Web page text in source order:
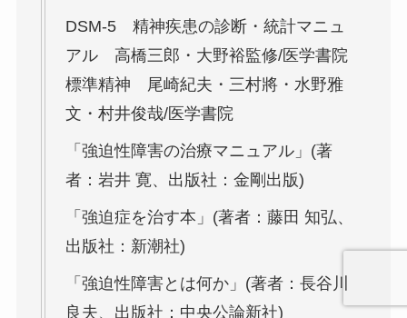
DSM-5 精神疾患の診断・統計マニュ
アル 高橋三郎・大野裕監修/医学書院
標準精神 尾崎紀夫・三村將・水野雅
文・村井俊哉/医学書院
「強迫性障害の治療マニュアル」(著
者：岩井 寛、出版社：金剛出版)
「強迫症を治す本」(著者：藤田 知弘、
出版社：新潮社)
「強迫性障害とは何か」(著者：長谷川
良夫、出版社：中央公論新社)